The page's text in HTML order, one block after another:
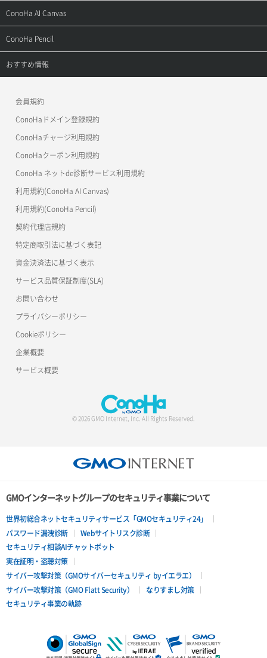
お乗り換えガイド
よくある質問
APIドキュメントVPS2.0
APIドキュメントVPS3.0
ご利用ガイド
APIドキュメントVPS2.0
APIドキュメントVPS3.0
サポートトップ
ご利用ガイド
ConoHa AI Canvas
サポートトップ
ご利用ガイド
ConoHa Pencil
サポートトップ
おすすめ情報
美雲このは徹底ガイド
会員規約
ConoHaドメイン登録規約
ConoHaチャージ利用規約
ConoHaクーポン利用規約
ConoHa ネットde診断サービス利用規約
利用規約(ConoHa AI Canvas)
利用規約(ConoHa Pencil)
契約代理店規約
特定商取引法に基づく表記
資金決済法に基づく表示
サービス品質保証制度(SLA)
お問い合わせ
プライバシーポリシー
Cookieポリシー
企業概要
サービス概要
© 2026 GMO Internet, Inc. All Rights Reserved.
GMOインターネットグループのセキュリティ事業について
世界初総合ネットセキュリティサービス「GMOセキュリティ24」
パスワード漏洩診断
Webサイトリスク診断
セキュリティ相談AIチャットボット
実在証明・盗聴対策
サイバー攻撃対策（GMOサイバーセキュリティ byイエラエ）
サイバー攻撃対策（GMO Flatt Security）
なりすまし対策
セキュリティ事業の軌跡